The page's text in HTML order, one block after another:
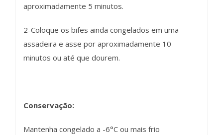
aproximadamente 5 minutos.
2-Coloque os bifes ainda congelados em uma
assadeira e asse por aproximadamente 10
minutos ou até que dourem.
Conservação:
Mantenha congelado a -6°C ou mais frio